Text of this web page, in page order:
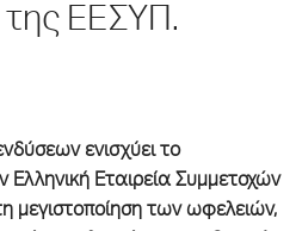
ΕΕΣΥΠ.
ενισχύει το
Ελληνική Εταιρεία Συμμετοχών
μεγιστοποίηση των ωφελειών,